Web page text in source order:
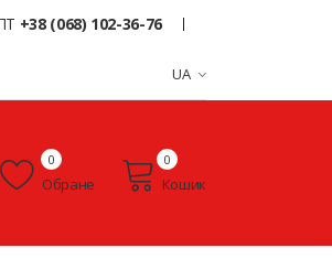
+38 (068) 102-36-76
UA
Обране
0
Кошик
0